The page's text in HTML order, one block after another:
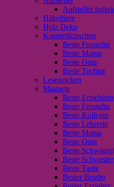
Aufsteller
Häkeltiere
Holz Deko
Kosmetiktaschen
Beste Freundin
Beste Mama
Beste Oma
Beste Tochter
Lesezeichen
Magnete
Beste Erzieherin
Beste Freundin
Beste Kollegin
Beste Lehrerin
Beste Mama
Beste Oma
Beste
Beste Schwester
Beste Tante
Bester Bruder